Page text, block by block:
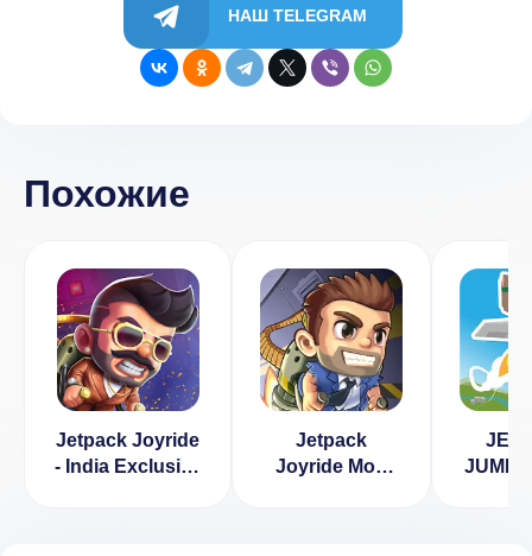
НАШ TELEGRAM
Похожие
Jetpack Joyride
- India Exclusive
Jetpack
Joyride Мод
JUMP